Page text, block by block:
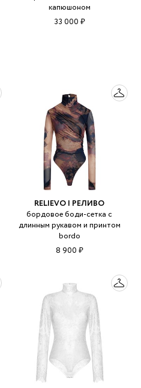
капюшоном
33 000 ₽
RELIEVO | РЕЛИВО
бордовое боди-сетка с
длинным рукавом и принтом
bordo
8 900 ₽